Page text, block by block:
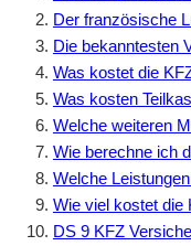
Der französische
Die bekanntesten
Was kostet die
Was kosten
Welche weiteren
Wie berechne ich
Welche
Wie viel kostet die
DS 9 KFZ